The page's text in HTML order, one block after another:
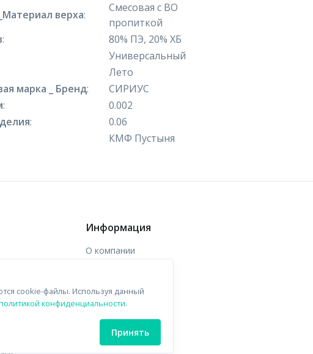
верха:
Смесовая с ВО
пропиткой
:
80% ПЭ, 20% ХБ
Универсальный
Лето
марка _ Бренд:
СИРИУС
:
0.002
:
0.06
КМФ Пустыня
Информация
О компании
Контакты
cookie-файлы. Используя данный
конфиденциальности.
Принять